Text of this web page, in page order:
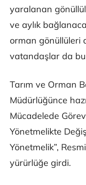
yaralanan
ve aylık
orman gönüllüleri
vatandaşlar da
Tarım ve Orman
Müdürlüğünce
Mücadelede
Yönetmelikte
Yönetmelik”,
yürürlüğe girdi.